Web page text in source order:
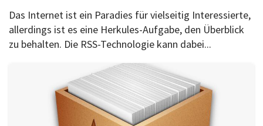
Das Internet ist ein Paradies für vielseitig Interessierte,
allerdings ist es eine Herkules-Aufgabe, den Überblick
zu behalten. Die RSS-Technologie kann dabei...